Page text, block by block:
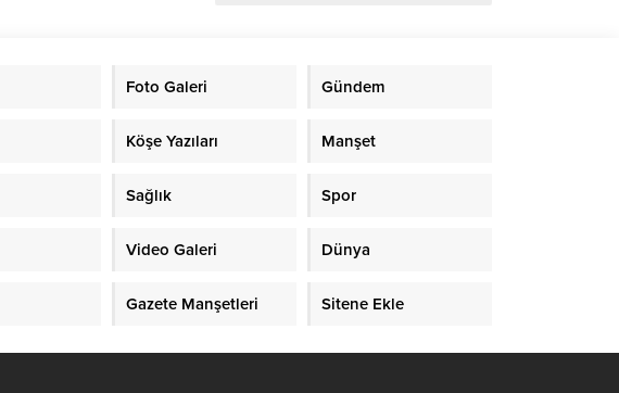
Foto Galeri Gündem
Köşe Yazıları Manşet
Sağlık Spor
Video Galeri Dünya
Gazete Manşetleri Sitene Ekle